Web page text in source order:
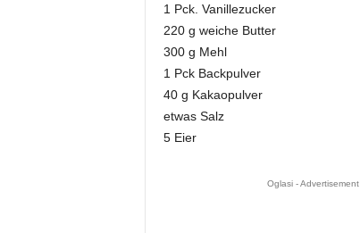
1 Pck. Vanillezucker
220 g weiche Butter
300 g Mehl
1 Pck Backpulver
40 g Kakaopulver
etwas Salz
5 Eier
Oglasi - Advertisement